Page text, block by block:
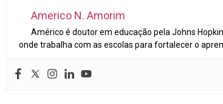
Americo N. Amorim
Américo é doutor em educação pela Johns
onde trabalha com as escolas para fortalecer o